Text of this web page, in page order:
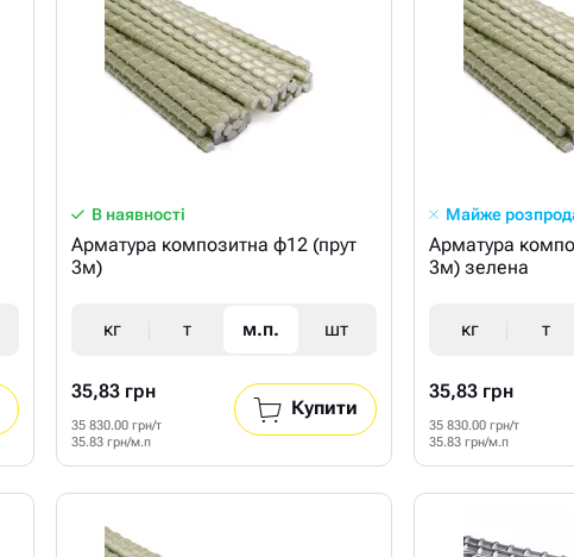
В наявності
Арматура композитна ф12 (прут
3м)
кг т м.п. шт
35,83 грн
35 830.00 грн/т
35.83 грн/м.п
Купити
Майже
Арматура
3м) зелена
кг т
35,83 грн
35 830.00 грн/т
35.83 грн/м.п